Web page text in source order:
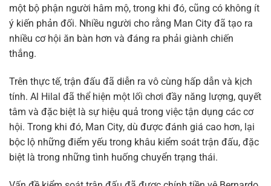
một bộ phận người hâm mộ, trong khi đó, cũng có không ít
ý kiến phản đối. Nhiều người cho rằng Man City đã tạo ra
nhiều cơ hội ăn bàn hơn và đáng ra phải giành chiến
thắng.
Trên thực tế, trận đấu đã diễn ra vô cùng hấp dẫn và kịch
tính. Al Hilal đã thể hiện một lối chơi đầy năng lượng, quyết
tâm và đặc biệt là sự hiệu quả trong việc tận dụng các cơ
hội. Trong khi đó, Man City, dù được đánh giá cao hơn, lại
bộc lộ những điểm yếu trong khâu kiểm soát trận đấu, đặc
biệt là trong những tình huống chuyển trạng thái.